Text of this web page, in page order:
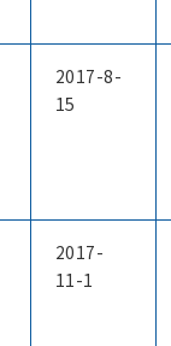
2017-8-
15
2017-
11-1